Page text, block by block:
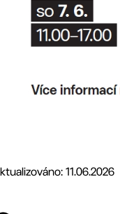
11.06.2026